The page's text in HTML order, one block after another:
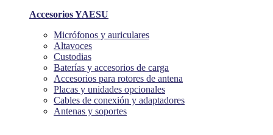
Accesorios YAESU
Micrófonos y auriculares
Altavoces
Custodias
Baterías y accesorios de carga
Accesorios para rotores de antena
Placas y unidades opcionales
Cables de conexión y adaptadores
Antenas y soportes